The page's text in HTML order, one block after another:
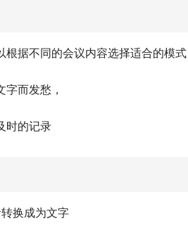
据不同的会议内容选择适合的模式
而发愁，
时的记录
换成为文字